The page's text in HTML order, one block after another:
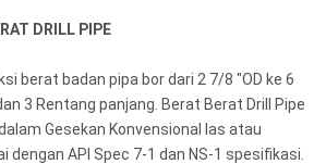
DRILL PIPE
berat badan pipa bor dari 2 7/8 "OD ke 6
3 Rentang panjang. Berat Berat Drill Pipe
Gesekan Konvensional las atau
dengan API Spec 7-1 dan NS-1 spesifikasi.